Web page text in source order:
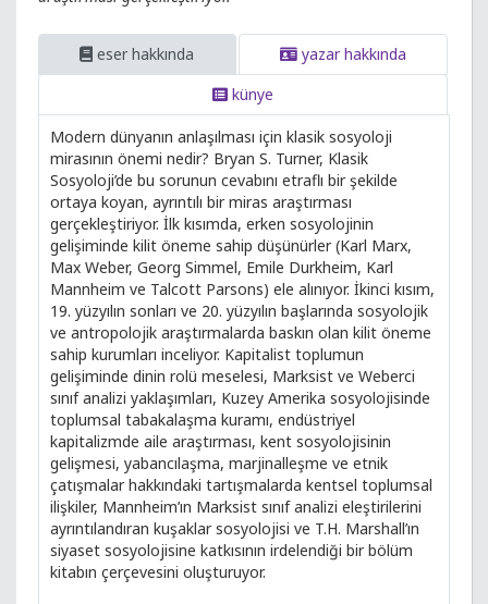
eser hakkında
yazar hakkında
künye
Modern dünyanın anlaşılması için klasik sosyoloji
mirasının önemi nedir? Bryan S. Turner, Klasik
Sosyoloji’de bu sorunun cevabını etraflı bir şekilde
ortaya koyan, ayrıntılı bir miras araştırması
gerçekleştiriyor. İlk kısımda, erken sosyolojinin
gelişiminde kilit öneme sahip düşünürler (Karl Marx,
Max Weber, Georg Simmel, Emile Durkheim, Karl
Mannheim ve Talcott Parsons) ele alınıyor. İkinci kısım,
19. yüzyılın sonları ve 20. yüzyılın başlarında sosyolojik
ve antropolojik araştırmalarda baskın olan kilit öneme
sahip kurumları inceliyor. Kapitalist toplumun
gelişiminde dinin rolü meselesi, Marksist ve Weberci
sınıf analizi yaklaşımları, Kuzey Amerika sosyolojisinde
toplumsal tabakalaşma kuramı, endüstriyel
kapitalizmde aile araştırması, kent sosyolojisinin
gelişmesi, yabancılaşma, marjinalleşme ve etnik
çatışmalar hakkındaki tartışmalarda kentsel toplumsal
ilişkiler, Mannheim’ın Marksist sınıf analizi eleştirilerini
ayrıntılandıran kuşaklar sosyolojisi ve T.H. Marshall’ın
siyaset sosyolojisine katkısının irdelendiği bir bölüm
kitabın çerçevesini oluşturuyor.